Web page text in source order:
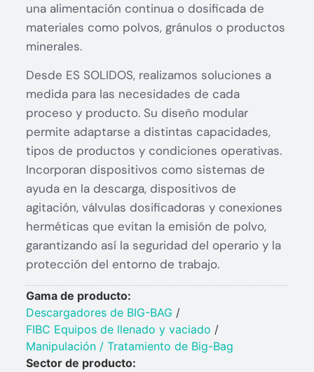
una alimentación continua o dosificada de
materiales como polvos, gránulos o productos
minerales.
Desde ES SOLIDOS, realizamos soluciones a
medida para las necesidades de cada
proceso y producto. Su diseño modular
permite adaptarse a distintas capacidades,
tipos de productos y condiciones operativas.
Incorporan dispositivos como sistemas de
ayuda en la descarga, dispositivos de
agitación, válvulas dosificadoras y conexiones
herméticas que evitan la emisión de polvo,
garantizando así la seguridad del operario y la
protección del entorno de trabajo.
Gama de producto:
Descargadores de BIG-BAG /
FIBC Equipos de llenado y vaciado /
Manipulación / Tratamiento de Big-Bag
Sector de producto: